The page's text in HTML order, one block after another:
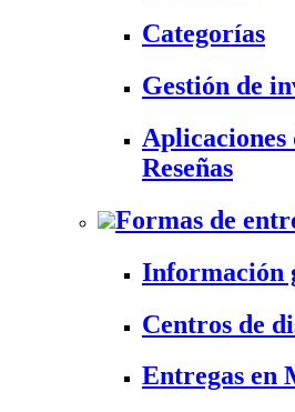
Categorías
Gestión de
Aplicaciones
Reseñas
Formas de
Información
Centros de
Entregas en